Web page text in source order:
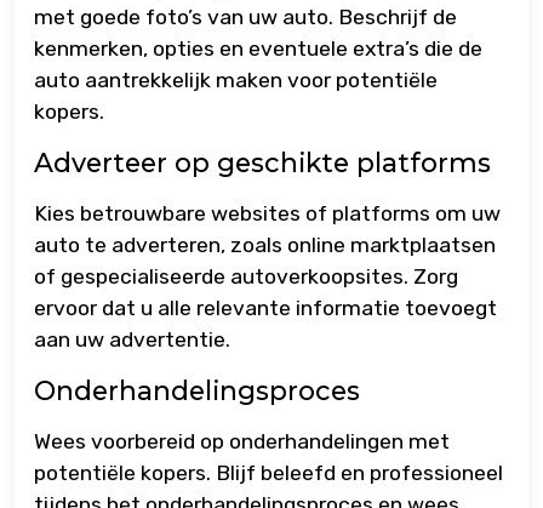
met goede foto’s van uw auto. Beschrijf de
kenmerken, opties en eventuele extra’s die de
auto aantrekkelijk maken voor potentiële
kopers.
Adverteer op geschikte platforms
Kies betrouwbare websites of platforms om uw
auto te adverteren, zoals online marktplaatsen
of gespecialiseerde autoverkoopsites. Zorg
ervoor dat u alle relevante informatie toevoegt
aan uw advertentie.
Onderhandelingsproces
Wees voorbereid op onderhandelingen met
potentiële kopers. Blijf beleefd en professioneel